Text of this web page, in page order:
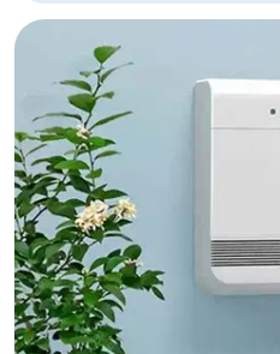
(понедельник —
часов с момента оплаты
Для заказов в другие
Республики Казахстан
доставки составляет 10
до указанного адреса.
доставки зависят от
и составляют от 1 до 8
Вы можете
заказ по адресу: Алматы,
152/1 к5